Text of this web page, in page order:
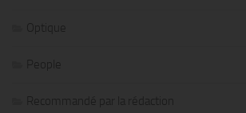
Optique
People
Recommandé par la rédaction